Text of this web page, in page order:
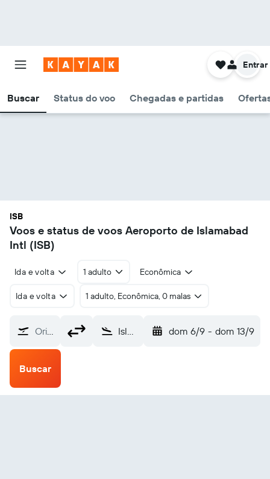
Buscar Status do voo Chegadas e partidas
Entrar
ISB
Voos e status de voos Aeroporto de Islamabad
Intl (ISB)
Ida e volta 1 adulto Econômica
Ida e volta 1 adulto, Econômica, 0 malas
Origem Islamabad Intl (ISB) dom 6/9 - dom 13/9
Buscar